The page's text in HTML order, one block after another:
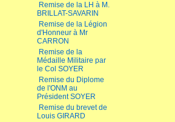
Remise de la LH à M.
BRILLAT-SAVARIN
Remise de la Légion
d'Honneur à Mr
CARRON
Remise de la
Médaille Militaire par
le Col SOYER
Remise du Diplome
de l'ONM au
Président SOYER
Remise du brevet de
Louis GIRARD